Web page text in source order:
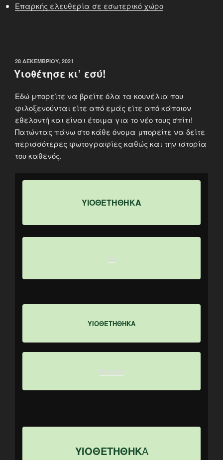
Επαρκής ελευθερία σε εσωτερικό χώρο
ΔΗΜΟΣΙΕΎΤΗΚΕ
ΣΤΙΣ
28 ΔΕΚΕΜΒΡΊΟΥ, 2021
Υιοθέτησε κι’ εσύ!
Εδώ μπορείτε να βρείτε όλα τα κουνέλια που
φιλοξενούνται είτε από εμάς είτε από κάποιον
εθελοντή και είναι έτοιμα για το νέο τους σπίτι!
Πατώντας πάνω στο κάθε όνομα μπορείτε να δείτε
περισσότερες φωτογραφίες καθώς και την ιστορία
του καθενός.
ΥΙΟΘΕΤΗΘΗΚΑ
Fa
ΥΙΟΘΕΤΗΘΗΚΑ
Snoopy
ΥΙΟΘΕΤΗΘΗΚΑ